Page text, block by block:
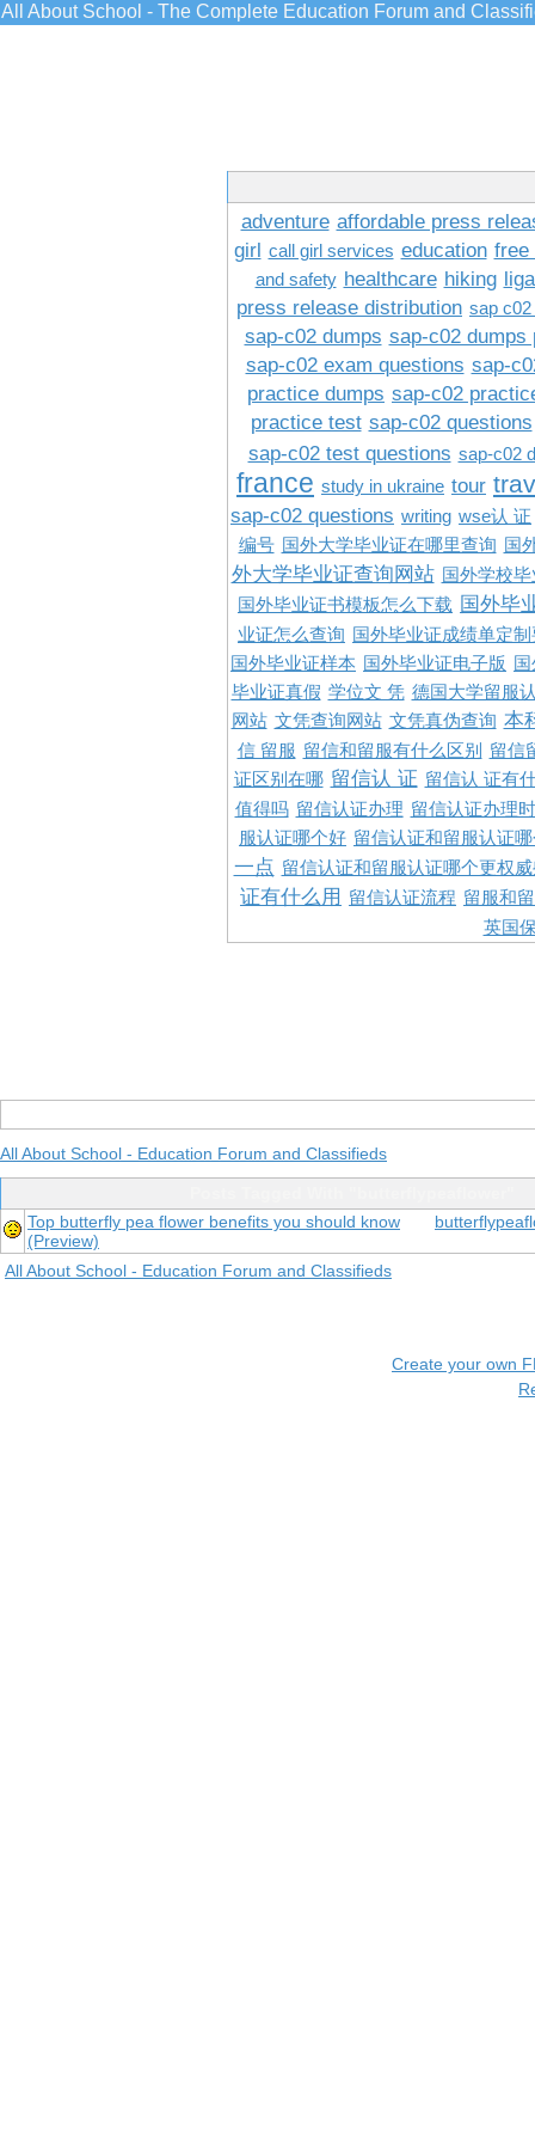
All About School - The Complete Education Forum and
adventure affordable press
girl call girl services education free
and safety healthcare hiking
press release distribution sap
sap-c02 dumps sap-c02 dumps
sap-c02 exam questions sap-
practice dumps sap-c02
practice test sap-c02 questions
sap-c02 test questions sap-c02
france study in ukraine tour
sap-c02 questions writing wse认 证
编号 国外大学毕业证在哪里查询 国
外大学毕业证查询网站 国外学校
国外毕业证书模板怎么下载 国外毕
业证怎么查询
国外毕业证成绩单定
国外毕业证样本
国外毕业证电子版
毕业证真假 学位文 凭 德国大学留服
网站 文凭查询网站 文凭真伪查询 本
信 留服 留信和留服有什么区别
留信
证区别在哪 留信认 证 留信认 证有
值得吗 留信认证办理 留信认证办理
服认证哪个好 留信认证和留服认证
一点 留信认证和留服认证哪个更权
证有什么用 留信认证流程 留服和
英国
All About School - Education Forum and Classifieds
Top butterfly pea flower benefits you should know
(Preview)
All About School - Education Forum and Classifieds
Create your own